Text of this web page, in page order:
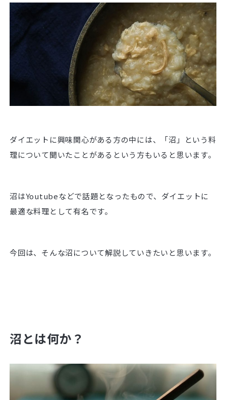
ダイエットに興味関心がある方の中には、「沼」という料
理について聞いたことがあるという方もいると思います。
沼はYoutubeなどで話題となったもので、ダイエットに
最適な料理として有名です。
今回は、そんな沼について解説していきたいと思います。
沼とは何か？